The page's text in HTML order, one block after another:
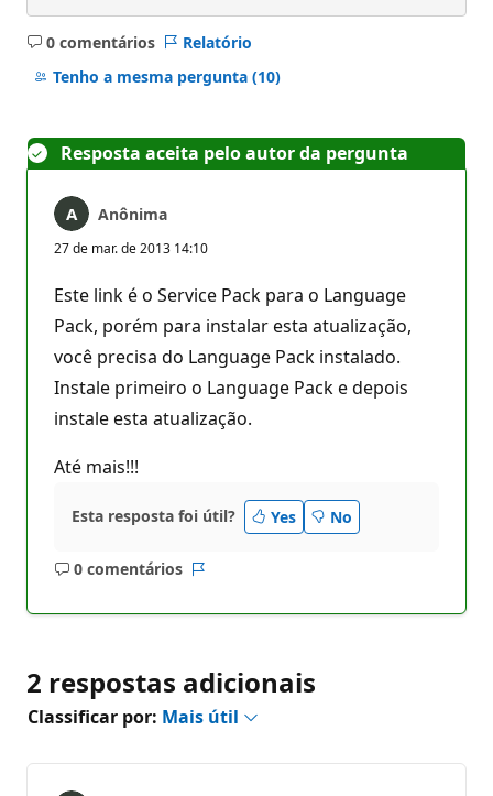
0 comentários
Sem
comentários
Relatório
Tenho a mesma pergunta (10)
Resposta aceita pelo autor da pergunta
Anônima
27 de mar. de 2013 14:10
Este link é o Service Pack para o Language
Pack, porém para instalar esta atualização,
você precisa do Language Pack instalado.
Instale primeiro o Language Pack e depois
instale esta atualização.
Até mais!!!
Esta resposta foi útil? Yes No
0 comentários
Sem
2 respostas adicionais
Classificar por: Mais útil